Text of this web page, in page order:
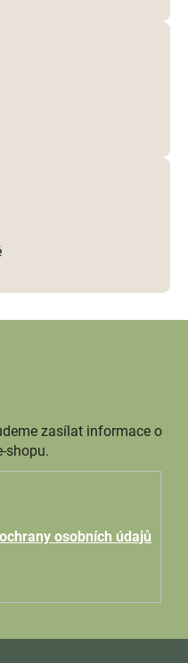
zasílat informace o
shopu.
osobních údajů